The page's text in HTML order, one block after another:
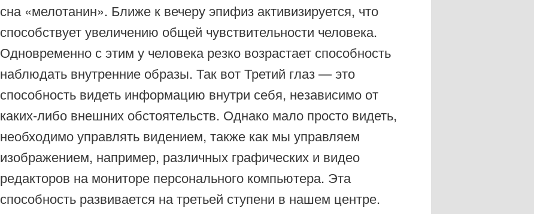
сна «мелотанин». Ближе к вечеру эпифиз активизируется, что
способствует увеличению общей чувствительности человека.
Одновременно с этим у человека резко возрастает способность
наблюдать внутренние образы. Так вот Третий глаз — это
способность видеть информацию внутри себя, независимо от
каких-либо внешних обстоятельств. Однако мало просто видеть,
необходимо управлять видением, также как мы управляем
изображением, например, различных графических и видео
редакторов на мониторе персонального компьютера. Эта
способность развивается на третьей ступени в нашем центре.